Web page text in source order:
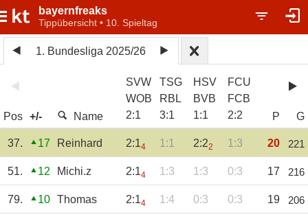
bayernfreaks
Tippübersicht • 10. Spieltag
1. Bundesliga 2025/26
Pos +/- Name
SVW
WOB
2:1
TSG
RBL
3:1
HSV
BVB
1:1
FCU
FCB
2:2 P G
37. 17 Reinhard 2:14 1:1 2:22 1:3 20 221
51. 12 Michi.z 2:14 1:3 1:3 0:3 17 216
79. 10 Thomas 2:14 1:4 0:3 0:3 19 206